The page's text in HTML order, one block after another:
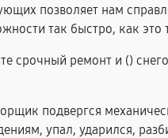
позволяет нам
так быстро, как это
срочный ремонт и ()
подвергся
упал, ударился,